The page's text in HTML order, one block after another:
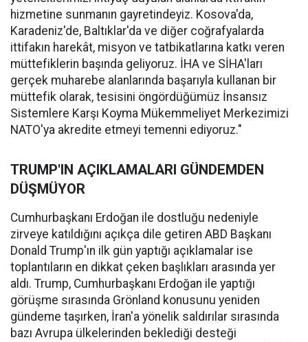
hizmetine sunmanın gayretindeyiz. Kosova'da,
Karadeniz'de, Baltıklar'da ve diğer coğrafyalarda
ittifakın harekât, misyon ve tatbikatlarına katkı veren
müttefiklerin başında geliyoruz. İHA ve SİHA'ları
gerçek muharebe alanlarında başarıyla kullanan bir
müttefik olarak, tesisini öngördüğümüz İnsansız
Sistemlere Karşı Koyma Mükemmeliyet Merkezimizi
NATO'ya akredite etmeyi temenni ediyoruz."
TRUMP'IN AÇIKLAMALARI GÜNDEMDEN
DÜŞMÜYOR
Cumhurbaşkanı Erdoğan ile dostluğu nedeniyle
zirveye katıldığını açıkça dile getiren ABD Başkanı
Donald Trump'ın ilk gün yaptığı açıklamalar ise
toplantıların en dikkat çeken başlıkları arasında yer
aldı. Trump, Cumhurbaşkanı Erdoğan ile yaptığı
görüşme sırasında Grönland konusunu yeniden
gündeme taşırken, İran'a yönelik saldırılar sırasında
bazı Avrupa ülkelerinden beklediği desteği